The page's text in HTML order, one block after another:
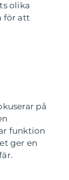
olika
för att
på
funktion
ger en